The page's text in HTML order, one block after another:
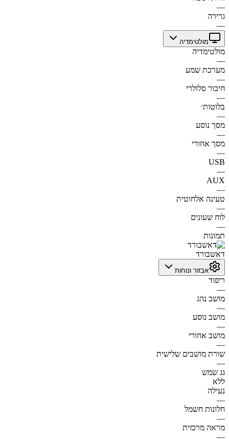
—
גרירה
—
מולטימדיה
מולטימדיה
—
מערכת שמע
—
חיבור סלולרי
—
בלוטות׳
—
מסך נוסע
—
מסך אחורי
—
USB
—
AUX
—
טעינה אלחוטית
—
לוח שעונים
—
תמונות
דאשבורד
אבזור ונוחות
ריפוד
—
מושב נהג
—
מושב נוסע
—
מושב אחורי
—
שורת מושבים שלישית
—
גג שמש
ללא
נעילה
—
חלונות חשמל
—
מראה מרכזית
—